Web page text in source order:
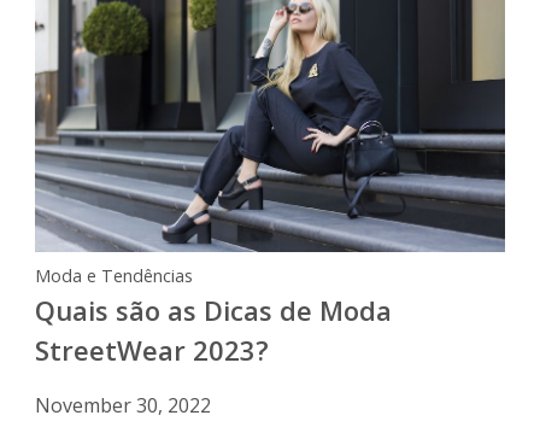
Moda e Tendências
Quais são as Dicas de Moda
StreetWear 2023?
November 30, 2022